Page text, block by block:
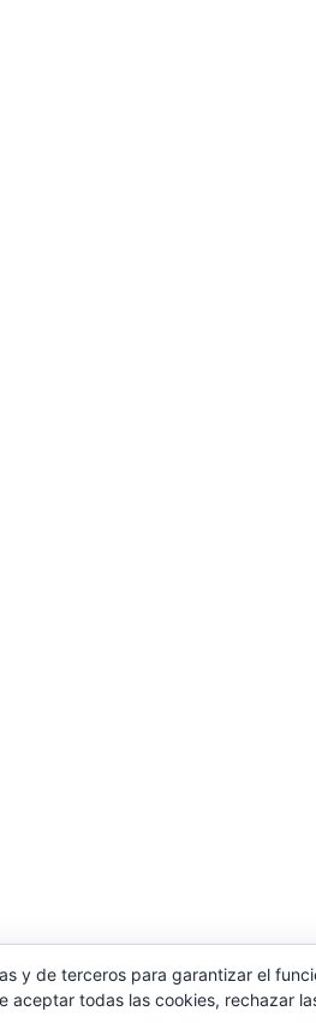
y de terceros para garantizar el
aceptar todas las cookies, rechazar